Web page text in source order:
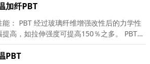
汽油渗透性和出色的气体阻隔性。 非常好
加纤PBT
能： PBT 经过玻璃纤维增强改性后的力学性
提高，如拉伸强度可提高150％之多。 PBT
变性优异。 PBT 力学性能受温度的影响比较
下尺寸稳定性十分优良，可用于高温受力结
PBT